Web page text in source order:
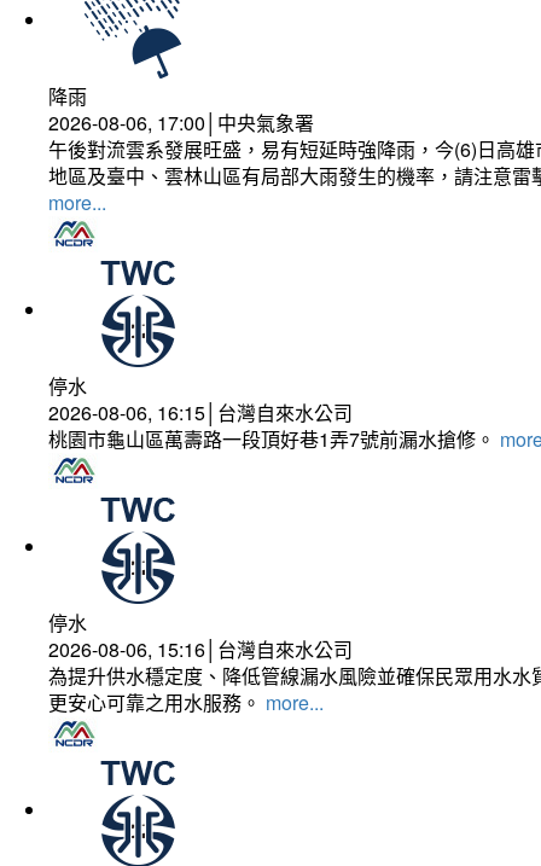
降雨
2026-08-06, 17:00│中央氣象署
午後對流雲系發展旺盛，易有短延時強降雨，今(6)日高
地區及臺中、雲林山區有局部大雨發生的機率，請注意
more...
停水
2026-08-06, 16:15│台灣自來水公司
桃園市龜山區萬壽路一段頂好巷1弄7號前漏水搶修。
停水
2026-08-06, 15:16│台灣自來水公司
為提升供水穩定度、降低管線漏水風險並確保民眾用水
更安心可靠之用水服務。 more...